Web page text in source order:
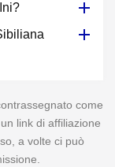
come
link di affiliazione
a volte ci può